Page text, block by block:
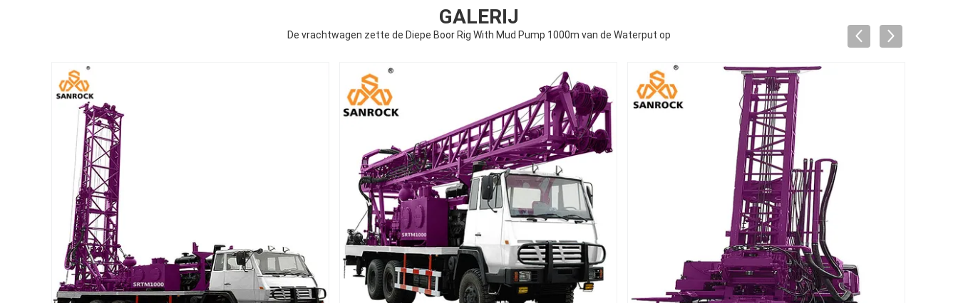
GALERIJ
De vrachtwagen zette de Diepe Boor Rig With Mud Pump 1000m van de Waterput op